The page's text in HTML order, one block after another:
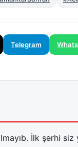
Telegram
İlk şərhi siz